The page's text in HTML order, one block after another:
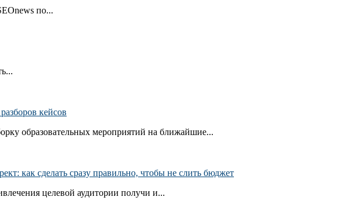
по...
кейсов
образовательных мероприятий на ближайшие...
как сделать сразу правильно, чтобы не слить бюджет
целевой аудитории получи и...